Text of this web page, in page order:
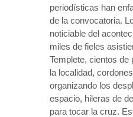
periodísticas han
de la convocatoria.
noticiable del
miles de fieles
Templete, cientos de
la localidad,
organizando los
espacio, hileras de
para tocar la cruz.